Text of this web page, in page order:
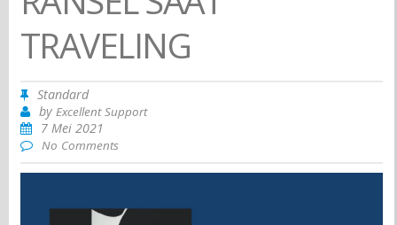
TRAVELING
Standard
byExcellent Support
7 Mei 2021
No Comments